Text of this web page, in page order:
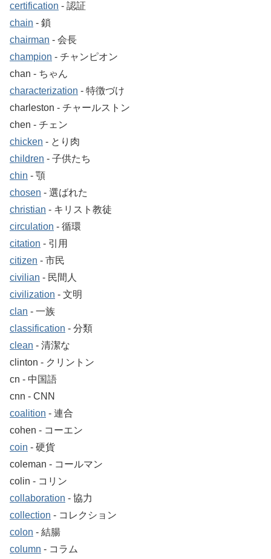
certification ‐ 認証
chain ‐ 鎖
chairman ‐ 会長
champion ‐ チャンピオン
chan ‐ ちゃん
characterization ‐ 特徴づけ
charleston ‐ チャールストン
chen ‐ チェン
chicken ‐ とり肉
children ‐ 子供たち
chin ‐ 顎
chosen ‐ 選ばれた
christian ‐ キリスト教徒
circulation ‐ 循環
citation ‐ 引用
citizen ‐ 市民
civilian ‐ 民間人
civilization ‐ 文明
clan ‐ 一族
classification ‐ 分類
clean ‐ 清潔な
clinton ‐ クリントン
cn ‐ 中国語
cnn ‐ CNN
coalition ‐ 連合
cohen ‐ コーエン
coin ‐ 硬貨
coleman ‐ コールマン
colin ‐ コリン
collaboration ‐ 協力
collection ‐ コレクション
colon ‐ 結腸
column ‐ コラム